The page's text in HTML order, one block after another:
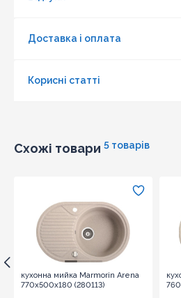
Доставка і оплата
Корисні статті
Схожі товари 5 товарів
кухонна мийка Marmorin Arena
770х500х180 (280113)